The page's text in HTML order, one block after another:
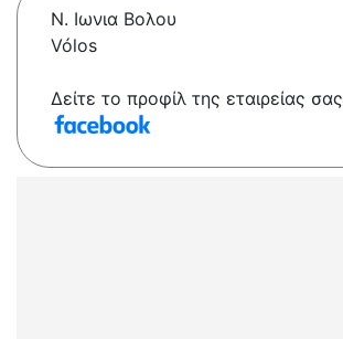
Ν. Ιωνια Βολου
Vólos
Δείτε το προφίλ της εταιρείας σας